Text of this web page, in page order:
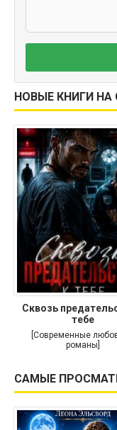
НОВЫЕ КНИГИ НА
Сквозь
тебе
[Современные
романы]
САМЫЕ